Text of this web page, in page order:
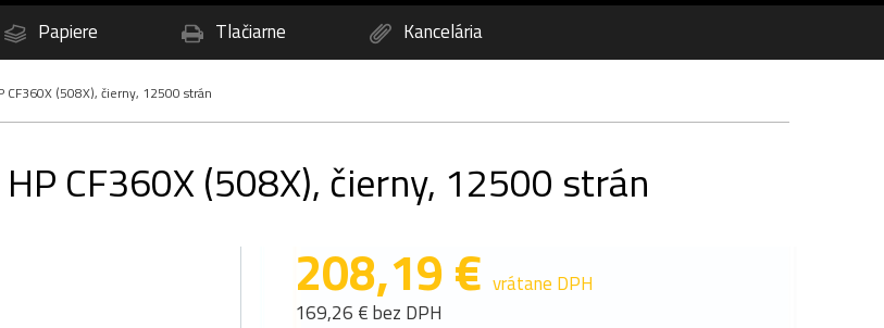
Papiere Tlačiarne Kancelária
(508X), čierny, 12500 strán
CF360X (508X), čierny, 12500 strán
208,19 € vrátane DPH
169,26 € bez DPH